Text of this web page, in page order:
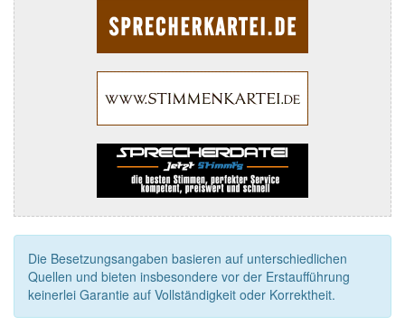
Die Besetzungsangaben basieren auf unterschiedlichen
Quellen und bieten insbesondere vor der Erstaufführung
keinerlei Garantie auf Vollständigkeit oder Korrektheit.